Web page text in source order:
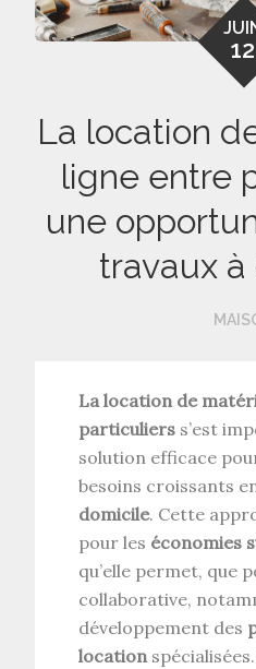
12
La location
ligne entre
une
travaux
La location de
particuliers s’est
solution efficace
besoins croissants
domicile. Cette
pour les économies
qu’elle permet, que
collaborative,
développement des
location